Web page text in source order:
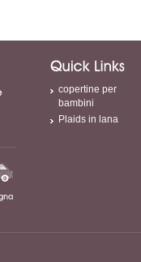
copertine per
bambini
Plaids in lana